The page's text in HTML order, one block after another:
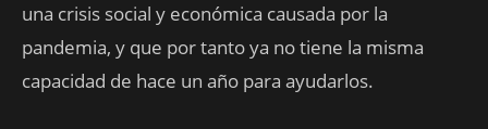
una crisis social y económica causada por la
pandemia, y que por tanto ya no tiene la misma
capacidad de hace un año para ayudarlos.